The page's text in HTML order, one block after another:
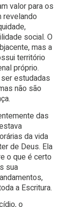
valor para os
revelando
social. O
mas a
território
próprio.
estudadas
não são
das
da vida
de Deus. Ela
o que é certo
sua
a Escritura.